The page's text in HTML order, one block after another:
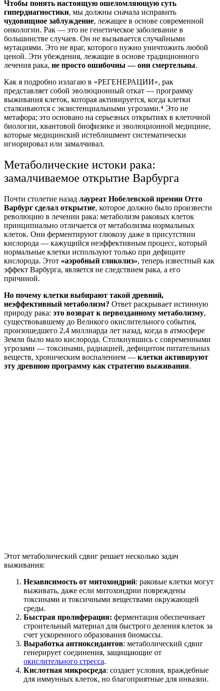
Чтобы понять настоящую ошеломляющую суть
гипердиагностики, мы должны сначала исправить
чудовищное заблуждение, лежащее в основе современной
онкологии. Рак — это не генетическое заболевание в
большинстве случаев. Он не вызывается случайными
мутациями. Это не враг, которого нужно уничтожить любой
ценой. Эти убеждения, лежащие в основе традиционного
лечения рака, не просто ошибочны — они смертельны.
Как я подробно излагаю в «РЕГЕНЕРАЦИИ», рак
представляет собой эволюционный откат — программу
выживания клеток, которая активируется, когда клетки
сталкиваются с экзистенциальными угрозами.⁴ Это не
метафора; это основано на серьезных открытиях в клеточной
биологии, квантовой биофизике и эволюционной медицине,
которые медицинский истеблишмент систематически
игнорировал или замалчивал.
Метаболические истоки рака:
замалчиваемое открытие Варбурга
Почти столетие назад лауреат Нобелевской премии Отто
Варбург сделал открытие, которое должно было произвести
революцию в лечении рака: метаболизм раковых клеток
принципиально отличается от метаболизма нормальных
клеток. Они ферментируют глюкозу даже в присутствии
кислорода — кажущийся неэффективным процесс, который
нормальные клетки используют только при дефиците
кислорода. Этот «аэробный гликолиз», теперь известный как
эффект Варбурга, является не следствием рака, а его
причиной.
Но почему клетки выбирают такой древний,
неэффективный метаболизм? Ответ раскрывает истинную
природу рака: это возврат к первозданному метаболизму,
существовавшему до Великого окислительного события,
произошедшего 2,4 миллиарда лет назад, когда в атмосфере
Земли было мало кислорода. Столкнувшись с современными
угрозами — токсинами, радиацией, дефицитом питательных
веществ, хроническим воспалением — клетки активируют
эту древнюю программу как стратегию выживания.
Этот метаболический сдвиг решает несколько задач
выживания:
Независимость от митохондрий: раковые клетки могут
выживать, даже если митохондрии повреждены
токсинами и токсичными веществами окружающей
среды.
Быстрая пролиферация: ферментация обеспечивает
строительный материал для быстрого деления клеток за
счет ускоренного образования биомассы.
Выработка антиоксидантов: метаболический сдвиг
генерирует соединения, защищающие от
окислительного стресса.
Кислотная микросреда: создает условия, враждебные
для иммунных клеток, но благоприятные для инвазии.